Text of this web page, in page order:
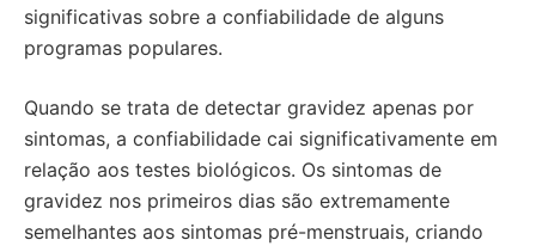
significativas sobre a confiabilidade de alguns
programas populares.
Quando se trata de detectar gravidez apenas por
sintomas, a confiabilidade cai significativamente em
relação aos testes biológicos. Os sintomas de
gravidez nos primeiros dias são extremamente
semelhantes aos sintomas pré-menstruais, criando